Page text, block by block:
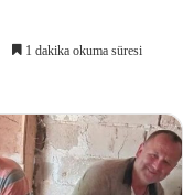
1 dakika okuma süresi